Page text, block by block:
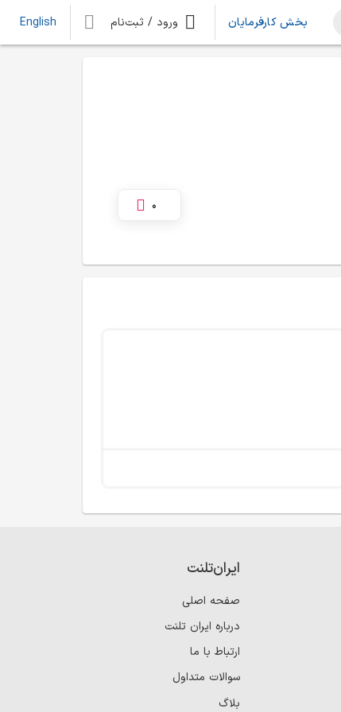
بخش کارفرمایان ورود / ثبت‌نام English
0
ایران‌تلنت
صفحه اصلی
درباره ایران تلنت
ارتباط با ما
سوالات متداول
بلاگ